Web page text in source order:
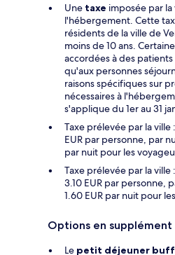
Une taxe imposée par
l'hébergement. Cette
résidents de la ville de
moins de 10 ans.
accordées à des
qu'aux personnes
raisons spécifiques sur
nécessaires à
s'applique du 1er au 31
Taxe prélevée par la ville
EUR par personne, par
par nuit pour les
Taxe prélevée par la ville
3.10 EUR par personne,
1.60 EUR par nuit pour
Options en supplément
Le petit déjeuner